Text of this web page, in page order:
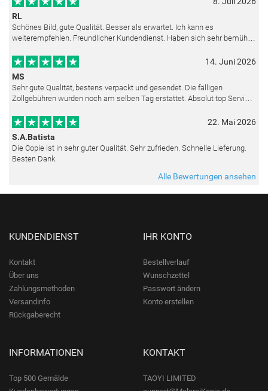
RL
Schönes Bild, gute Qualität. Besser als erwartet. Ich kann es
weiterempfehlen. Freundlicher Kundendienst. Haben sich sehr bemüht
14. Juni 2026
MS
Sehr gute Qualität, bestens verpackt und gesendet. Die fälligen
Zollgebühren wurden noch am selben Tag erstattet. Absolut top Service
22. Mai 2026
S.A.Batista
Die Copie ist in sehr guter Qualität. Sehr zufrieden. Schnelle Lieferung.
Besten Dank.
Alle Bewertungen ansehen
KUNDENDIENST
Kontakt
Über uns
Zahlungsmethoden
Versandinfo
Rückgaberecht
IHR KONTO
Bestellverlauf
Wunschzettel
Passwort ändern
Konto erstellen
INFORMATIONEN
Top 500 Gemälde
KONTAKT
TAOYI LIMITED